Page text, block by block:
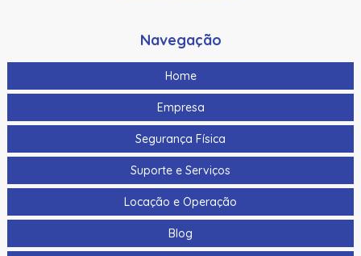
Navegação
Home
Empresa
Segurança Física
Suporte e Serviços
Locação e Operação
Blog